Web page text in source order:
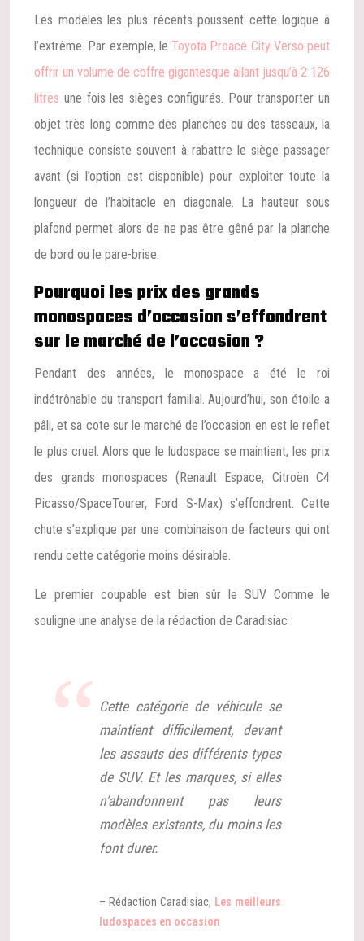
Les modèles les plus récents poussent cette logique à
l’extrême. Par exemple, le Toyota Proace City Verso peut
offrir un volume de coffre gigantesque allant jusqu’à 2 126
litres une fois les sièges configurés. Pour transporter un
objet très long comme des planches ou des tasseaux, la
technique consiste souvent à rabattre le siège passager
avant (si l’option est disponible) pour exploiter toute la
longueur de l’habitacle en diagonale. La hauteur sous
plafond permet alors de ne pas être gêné par la planche
de bord ou le pare-brise.
Pourquoi les prix des grands
monospaces d’occasion s’effondrent
sur le marché de l’occasion ?
Pendant des années, le monospace a été le roi
indétrônable du transport familial. Aujourd’hui, son étoile a
pâli, et sa cote sur le marché de l’occasion en est le reflet
le plus cruel. Alors que le ludospace se maintient, les prix
des grands monospaces (Renault Espace, Citroën C4
Picasso/SpaceTourer, Ford S-Max) s’effondrent. Cette
chute s’explique par une combinaison de facteurs qui ont
rendu cette catégorie moins désirable.
Le premier coupable est bien sûr le SUV. Comme le
souligne une analyse de la rédaction de Caradisiac :
Cette catégorie de véhicule se
maintient difficilement, devant
les assauts des différents types
de SUV. Et les marques, si elles
n’abandonnent pas leurs
modèles existants, du moins les
font durer.
– Rédaction Caradisiac, Les meilleurs
ludospaces en occasion